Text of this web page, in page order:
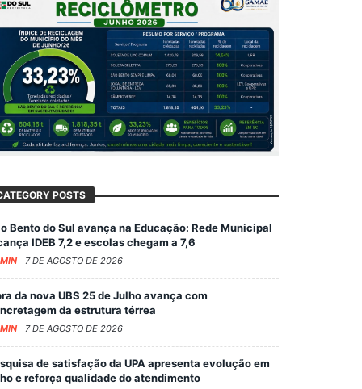
POSTS
Bento do Sul avança na Educação: Rede Municipal
IDEB 7,2 e escolas chegam a 7,6
7 DE AGOSTO DE 2026
da nova UBS 25 de Julho avança com
da estrutura térrea
7 DE AGOSTO DE 2026
de satisfação da UPA apresenta evolução em
e reforça qualidade do atendimento